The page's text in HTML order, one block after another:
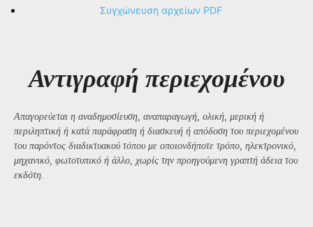
Συγχώνευση αρχείων PDF
Αντιγραφή περιεχομένου
Απαγορεύεται η αναδημοσίευση, αναπαραγωγή, ολική, μερική ή
περιληπτική ή κατά παράφραση ή διασκευή ή απόδοση του περιεχομένου
του παρόντος διαδικτυακού τόπου με οποιονδήποτε τρόπο, ηλεκτρονικό,
μηχανικό, φωτοτυπικό ή άλλο, χωρίς την προηγούμενη γραπτή άδεια του
εκδότη.